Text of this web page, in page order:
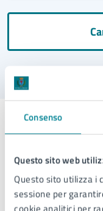
Consenso
Questo sito web
Questo sito utilizza i
sessione per
Esplora per
Bellezza